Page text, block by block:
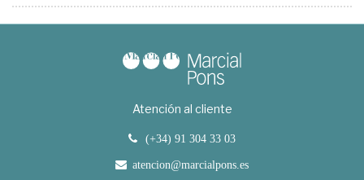
Atención al cliente
(+34) 91 304 33 03
atencion@marcialpons.es